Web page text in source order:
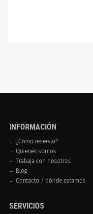
INFORMACIÓN
¿Cómo reservar?
Quienes somos
Trabaja con nosotros
Blog
Contacto / dónde estamos
SERVICIOS